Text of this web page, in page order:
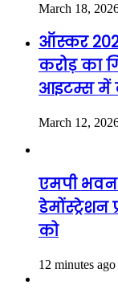
March 18,
ऑस्कर
करोड़ का
आइटम्स में
March 12,
एमपी भवन
डेमोंस्ट्रेशन
को
12 minutes ago